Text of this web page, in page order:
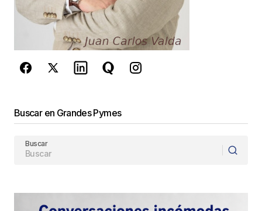
reCAPTCHA y la Política de
privacidad y los Términos del servicio
de Googlese aplican.
Buscar en Grandes Pymes
Buscar